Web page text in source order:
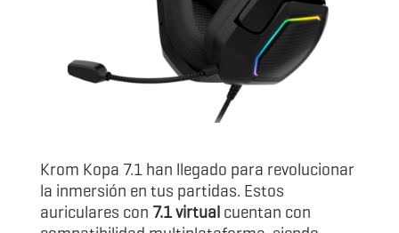
Krom Kopa 7.1 han llegado para revolucionar
la inmersión en tus partidas. Estos
auriculares con 7.1 virtualcuentan con